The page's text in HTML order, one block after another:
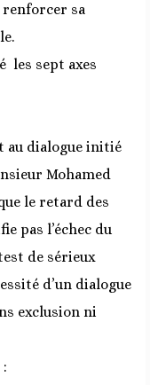
sa
les sept axes
au dialogue initié
Mohamed
le retard des
pas l’échec du
de sérieux
d’un dialogue
exclusion ni